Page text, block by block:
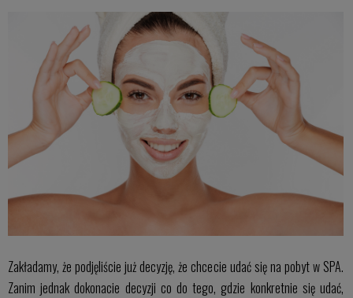
Zakładamy, że podjęliście już decyzję, że chcecie udać się na pobyt w SPA.
Zanim jednak dokonacie decyzji co do tego, gdzie konkretnie się udać,